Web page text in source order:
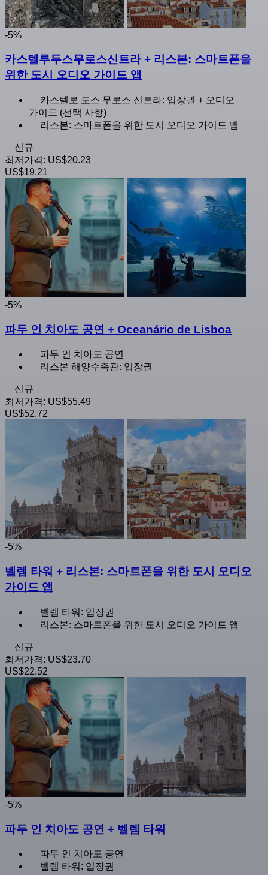
-5%
카스텔루두스무로스신트라 + 리스본: 스마트폰을
위한 도시 오디오 가이드 앱
카스텔로 도스 무로스 신트라: 입장권 + 오디오
가이드 (선택 사항)
리스본: 스마트폰을 위한 도시 오디오 가이드 앱
신규
최저가격: US$20.23
US$19.21
-5%
파두 인 치아도 공연 + Oceanário de Lisboa
파두 인 치아도 공연
리스본 해양수족관: 입장권
신규
최저가격: US$55.49
US$52.72
-5%
벨렘 타워 + 리스본: 스마트폰을 위한 도시 오디오
가이드 앱
벨렘 타워: 입장권
리스본: 스마트폰을 위한 도시 오디오 가이드 앱
신규
최저가격: US$23.70
US$22.52
-5%
파두 인 치아도 공연 + 벨렘 타워
파두 인 치아도 공연
벨렘 타워: 입장권